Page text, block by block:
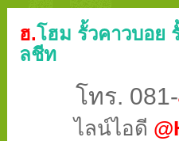
ฮ.โฮม รั้วคาวบอย
ลชีท
โทร. 081-
ไลน์ไอดี